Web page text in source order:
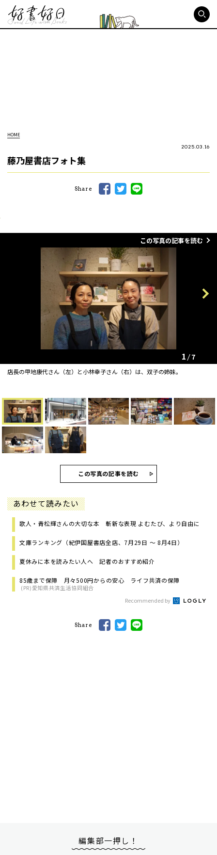
HOME
2025.03.16
藤乃屋書店フォト集
Share
この写真の記事を読む
店長の甲地康代さん（左）と小林幸子さん（右）は、双子の姉妹。
Next
1 7
この写真の記事を読む
あわせて読みたい
歌人・青松輝さんの大切な本 斬新な表現 よむたび、より自由に
文庫ランキング（紀伊国屋書店全店、7月29日 ～ 8月4日）
夏休みに本を読みたい人へ 記者のおすすめ紹介
85歳まで保障 月々500円からの安心 ライフ共済の保障
(PR)愛知県共済生活協同組合
Recommended by
Share
編集部一押し！